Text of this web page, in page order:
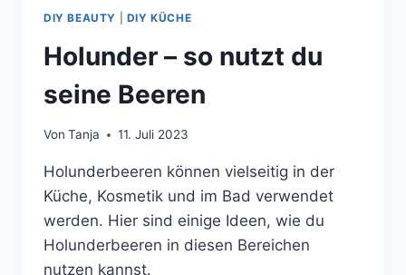
DIY BEAUTY DIY KÜCHE
Holunder – so nutzt du
seine Beeren
Von Tanja 11. Juli 2023
Holunderbeeren können vielseitig in der
Küche, Kosmetik und im Bad verwendet
werden. Hier sind einige Ideen, wie du
Holunderbeeren in diesen Bereichen
nutzen kannst.